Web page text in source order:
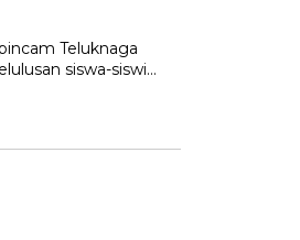
Teluknaga
siswa-siswi…